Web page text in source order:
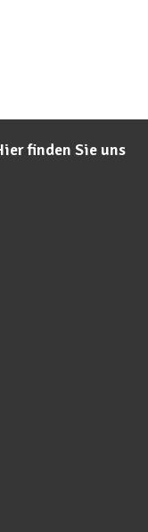
finden Sie uns